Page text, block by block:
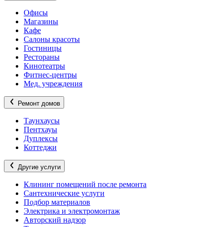
Офисы
Магазины
Кафе
Салоны красоты
Гостиницы
Рестораны
Кинотеатры
Фитнес-центры
Мед. учреждения
Ремонт домов
Таунхаусы
Пентхауы
Дуплексы
Коттеджи
Другие услуги
Клининг помещений после ремонта
Сантехнические услуги
Подбор материалов
Электрика и электромонтаж
Авторский надзор